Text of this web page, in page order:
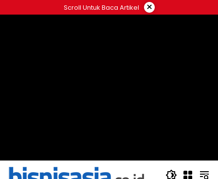
ke
Scroll Untuk Baca Artikel ×